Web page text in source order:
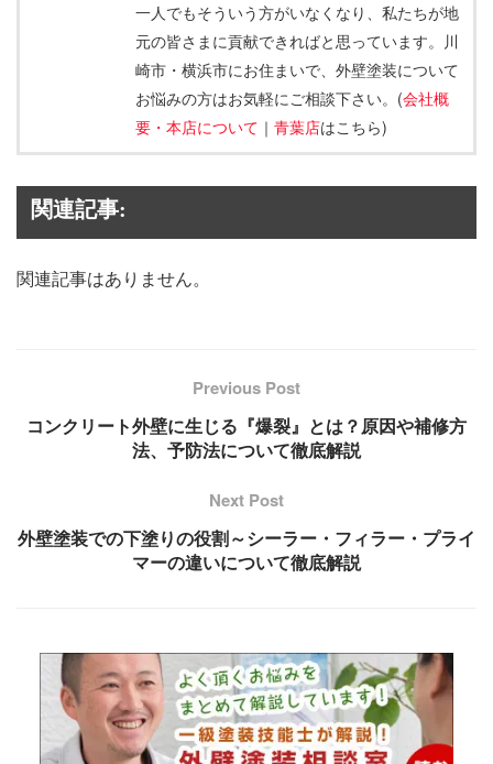
一人でもそういう方がいなくなり、私たちが地
元の皆さまに貢献できればと思っています。川
崎市・横浜市にお住まいで、外壁塗装について
お悩みの方はお気軽にご相談下さい。(会社概
要・本店について ｜ 青葉店はこちら)
関連記事:
関連記事はありません。
Previous Post
コンクリート外壁に生じる『爆裂』とは？原因や補修方
法、予防法について徹底解説
Next Post
外壁塗装での下塗りの役割～シーラー・フィラー・プライ
マーの違いについて徹底解説